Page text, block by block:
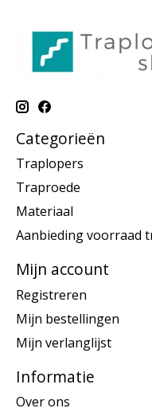
Categorieën
Traplopers
Traproede
Materiaal
Aanbieding voorraad
Mijn account
Registreren
Mijn bestellingen
Mijn verlanglijst
Informatie
Over ons